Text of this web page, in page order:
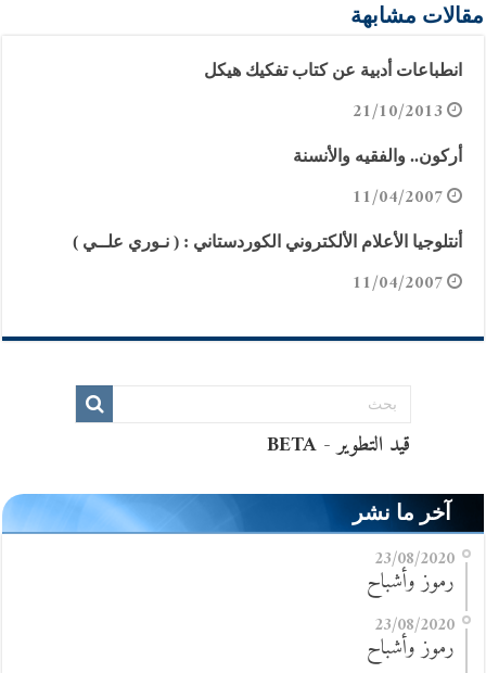
مقالات مشابهة
انطباعات أدبية عن كتاب تفكيك هيكل
21/10/2013
أركون.. والفقيه والأنسنة
11/04/2007
أنتلوجيا الأعلام الألكتروني الكوردستاني : ( نـوري علــي )
11/04/2007
آخر ما نشر
23/08/2020
رموز وأشباح
23/08/2020
رموز وأشباح